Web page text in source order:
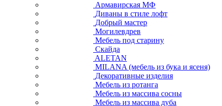
Армавирская МФ
Диваны в стиле лофт
Добрый мастер
Могилевдрев
Мебель под старину
Скайда
ALETAN
MILANA (мебель из бука и ясеня)
Декоративные изделия
Мебель из ротанга
Мебель из массива сосны
Мебель из массива дуба